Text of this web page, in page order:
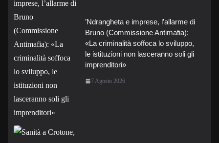
’Ndrangheta e imprese, l’allarme di
Bruno (Commissione Antimafia):
«La criminalità soffoca lo sviluppo,
le istituzioni non lasceranno soli gli
imprenditori»
7 Agosto 2026